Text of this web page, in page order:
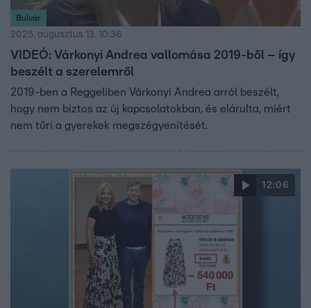
Bulvár
2025. augusztus 13. 10:36
VIDEÓ: Várkonyi Andrea vallomása 2019-ből – így
beszélt a szerelemről
2019-ben a Reggeliben Várkonyi Andrea arról beszélt,
hogy nem biztos az új kapcsolatokban, és elárulta, miért
nem tűri a gyerekek megszégyenítését.
12:06